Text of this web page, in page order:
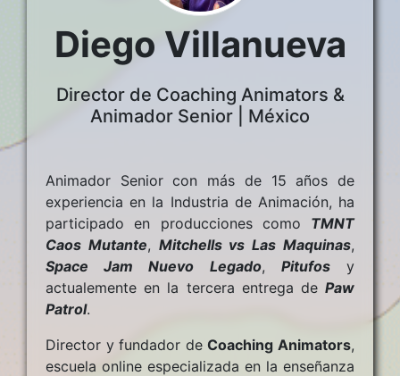
Diego Villanueva
Director de Coaching Animators &
Animador Senior | México
Animador Senior con más de 15 años de
experiencia en la Industria de Animación, ha
participado en producciones como TMNT
Caos Mutante, Mitchells vs Las Maquinas,
Space Jam Nuevo Legado, Pitufosy
actualemente en la tercera entrega de Paw
Patrol.
Director y fundador deCoaching Animators,
escuela online especializada en la enseñanza